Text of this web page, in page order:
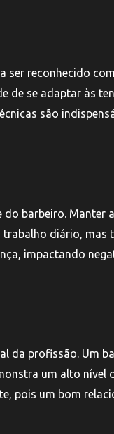
ser reconhecido
de se adaptar às
são
barbeiro. Manter
diário, mas
impactando
da profissão. Um
um alto nível
pois um bom